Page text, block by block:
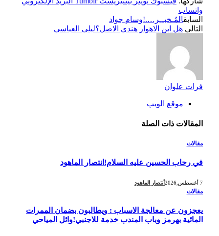
واتساب
السابقالمُـخبــِر….!وسام جواد
التالي هل ابن الاهوار هندي الاصل؟ليلى العباسي
فرات علوان
موقع الويب
المقالاتذات الصلة
مقالات
في رحاب الحسين عليه السلام!انتصار الماهود
أنتصار الماهود
مقالات
يعجزون عن معالجة الاسباب : ويطالبون بضمان الممرات
المائية بهرمز وباب المندب خدمة للاجنبي!وائل المياحي